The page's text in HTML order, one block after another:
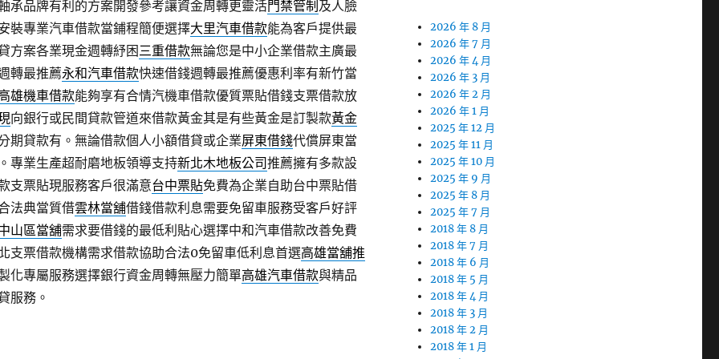
承品牌有利的方案開發參考讓資金周轉更靈活門禁管制 及人臉
裝專業汽車借款當鋪程簡便選擇大里汽車借款能為客戶提供最
方案各業現金週轉紓困三重借款無論您是中小企業借款主廣最
轉最推薦永和汽車借款快速借錢週轉最推薦優惠利率有新竹當
雄機車借款能夠享有合情汽機車借款優質票貼借錢支票借款放
向銀行或民間貸款管道來借款黃金其是有些黃金是訂製款黃金
期貸款有。無論借款個人小額借貸或企業屏東借錢代償屏東當
專業生產超耐磨地板領導支持新北木地板公司推薦擁有多款設
支票貼現服務客戶很滿意台中票貼免費為企業自助台中票貼借
法典當質借雲林當舖借錢借款利息需要免留車服務受客戶好評
山區當舖需求要借錢的最低利貼心選擇中和汽車借款改善免費
支票借款機構需求借款協助合法0免留車低利息首選高雄當舖推
化專屬服務選擇銀行資金周轉無壓力簡單高雄汽車借款與精品
服務。
2026 年 8 月
2026 年 7 月
2026 年 4 月
2026 年 3 月
2026 年 2 月
2026 年 1 月
2025 年 12 月
2025 年 11 月
2025 年 10 月
2025 年 9 月
2025 年 8 月
2025 年 7 月
2018 年 8 月
2018 年 7 月
2018 年 6 月
2018 年 5 月
2018 年 4 月
2018 年 3 月
2018 年 2 月
2018 年 1 月